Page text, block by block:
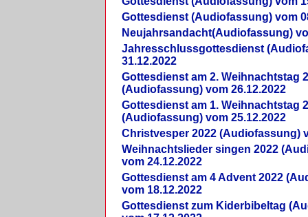
Gottesdienst (Audiofassung) vom
Neujahrsandacht(Audiofassung)
Jahresschlussgottesdienst
31.12.2022
Gottesdienst am 2. Weihnachtstag
(Audiofassung) vom 26.12.2022
Gottesdienst am 1. Weihnachtstag
(Audiofassung) vom 25.12.2022
Christvesper 2022 (Audiofassung)
Weihnachtslieder singen 2022
vom 24.12.2022
Gottesdienst am 4 Advent 2022
vom 18.12.2022
Gottesdienst zum Kiderbibeltag